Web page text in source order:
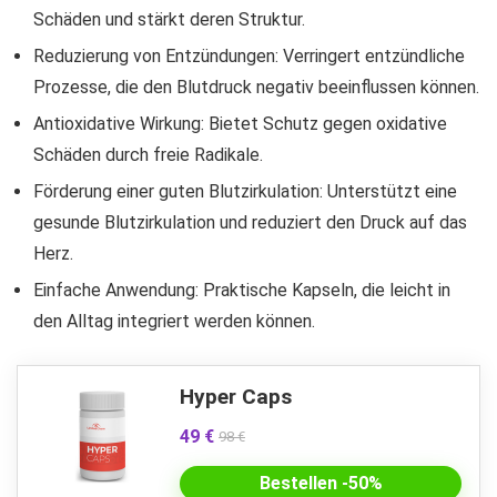
Schäden und stärkt deren Struktur.
Reduzierung von Entzündungen: Verringert entzündliche
Prozesse, die den Blutdruck negativ beeinflussen können.
Antioxidative Wirkung: Bietet Schutz gegen oxidative
Schäden durch freie Radikale.
Förderung einer guten Blutzirkulation: Unterstützt eine
gesunde Blutzirkulation und reduziert den Druck auf das
Herz.
Einfache Anwendung: Praktische Kapseln, die leicht in
den Alltag integriert werden können.
Hyper Caps
49 € 98 €
Bestellen -50%